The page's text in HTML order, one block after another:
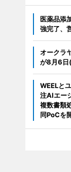
医薬品添
強完了、
オークラ
が8月6日
WEELと
注AIエー
複数書類
同PoCを